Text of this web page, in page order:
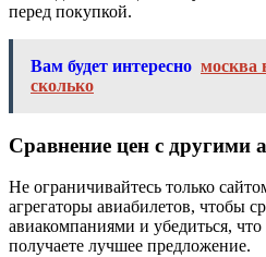
перед покупкой.
Вам будет интересно москва
сколько
Сравнение цен с другими
Не ограничивайтесь только
агрегаторы авиабилетов, чтобы
авиакомпаниями и убедиться,
получаете лучшее предложение.